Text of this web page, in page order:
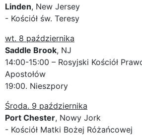
Linden, New Jersey
- Kościół św. Teresy
wt. 8 października
Saddle Brook, NJ
14:00-15:00 – Rosyjski Kościół
Apostołów
19:00. Nieszpory
Środa. 9 października
Port Chester, Nowy Jork
- Kościół Matki Bożej Różańcowej